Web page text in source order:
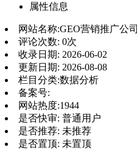
属性信息
网站名称:GEO营销推广公司
评论次数: 0次
收录日期: 2026-06-02
更新日期: 2026-08-08
栏目分类:数据分析
备案号:
网站热度:1944
是否快审: 普通用户
是否推荐: 未推荐
是否置顶: 未置顶